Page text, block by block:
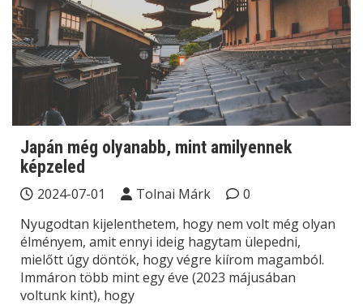
Japán még olyanabb, mint amilyennek
képzeled
2024-07-01 Tolnai Márk
0
Nyugodtan kijelenthetem, hogy nem volt még olyan
élményem, amit ennyi ideig hagytam ülepedni,
mielőtt úgy döntök, hogy végre kiírom magamból.
Immáron több mint egy éve (2023 májusában
voltunk kint), hogy